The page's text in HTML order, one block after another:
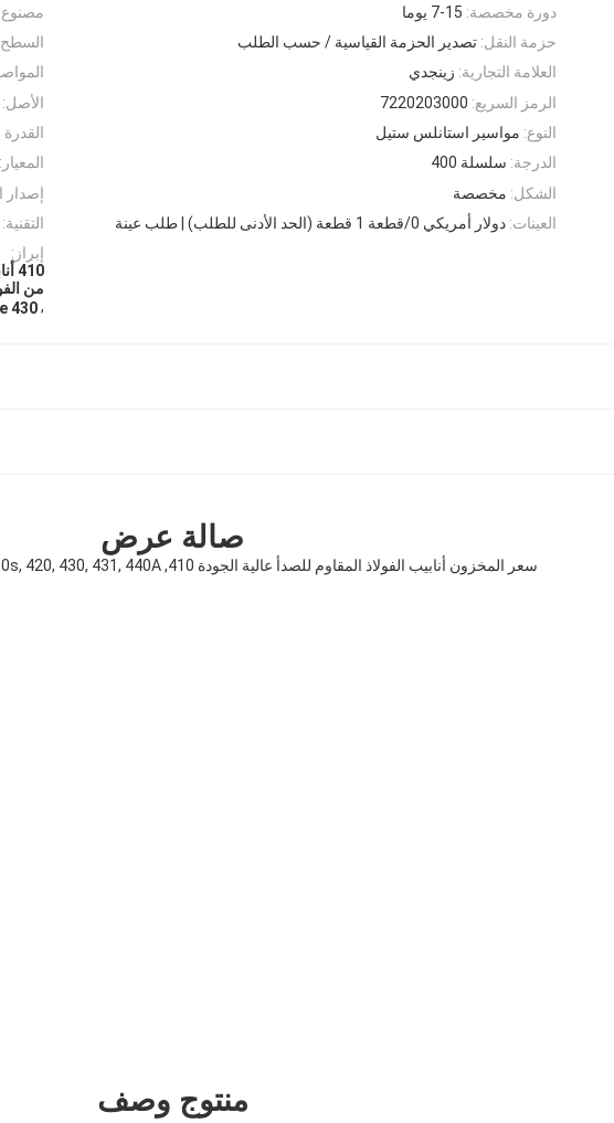
دورة مخصصة: 7-15 يوما
حزمة النقل: تصدير الحزمة القياسية / حسب الطلب
العلامة التجارية: زينجدي
الأصل:
الرمز السريع: 7220203000
النوع: مواسير استانلس ستيل
المعيار:
الدرجة: سلسلة 400
إصدار
الشكل: مخصصة
التقنية:
العينات: دولار أمريكي 0/قطعة 1 قطعة (الحد الأدنى للطلب) | طلب عينة
إبراز:
من
,
430 Stainless Steel Tube
صالة عرض
سعر المخزون أنابيب الفولاذ المقاوم للصدأ عالية الجودة 410, 410s, 420, 430, 431, 440A بجودة ممتازة وسعر تنافسي
منتوج وصف